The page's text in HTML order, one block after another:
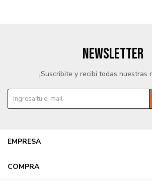
EMPRESA
COMPRA
NEWSLETTER
¡Suscribite y recibí todas nuestras